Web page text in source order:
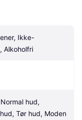
Ikke-
Alkoholfri
hud,
Tør hud, Moden